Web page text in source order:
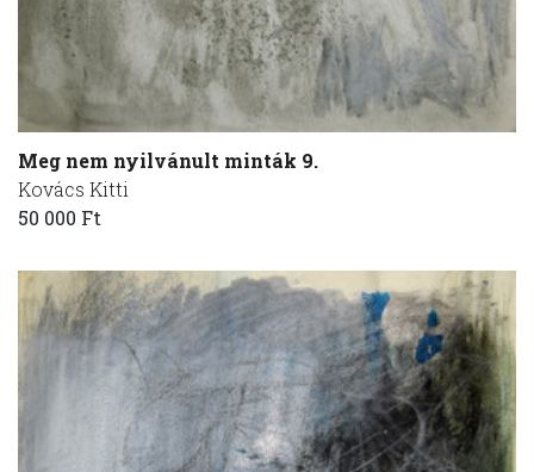
Meg nem nyilvánult minták 9.
Kovács Kitti
50 000 Ft